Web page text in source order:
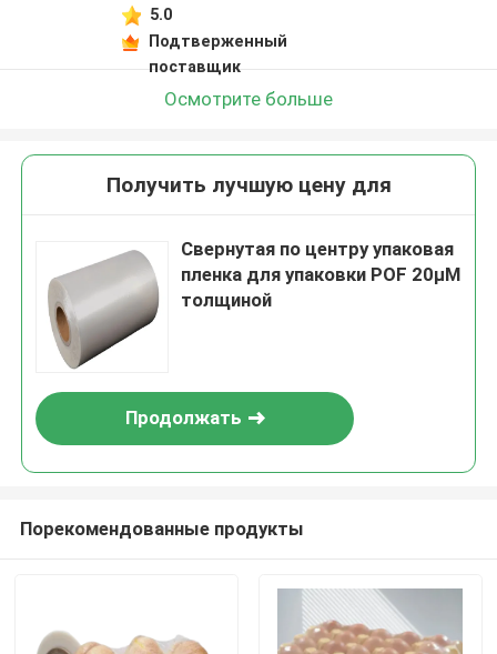
5.0
Подтверженный
поставщик
Осмотрите больше
Получить лучшую цену для
Свернутая по центру упаковая
пленка для упаковки POF 20μM
толщиной
Продолжать
Порекомендованные продукты